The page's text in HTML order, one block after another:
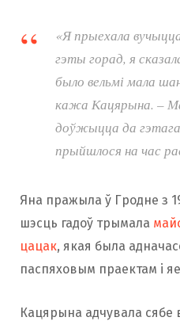
«Я прыехала
гэты горад, я
было вельмі мала
кажа Кацярына. –
доўжыцца да
прыйшлося на час
Яна пражыла ў Гродне з
шэсць гадоў трымала
цацак, якая была
паспяховым праектам і
Кацярына адчувала сябе